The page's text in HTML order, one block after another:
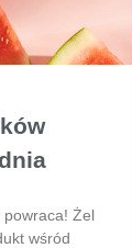
powraca! Żel
wśród